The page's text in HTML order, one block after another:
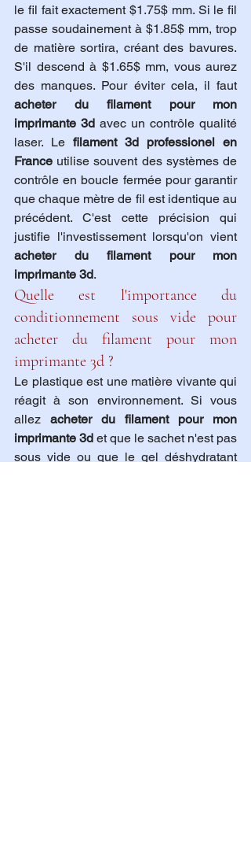
le fil fait exactement $1.75$ mm. Si le fil
passe soudainement à $1.85$ mm, trop
de matière sortira, créant des bavures.
S'il descend à $1.65$ mm, vous aurez
des manques. Pour éviter cela, il faut
acheter du filament pour mon
imprimante 3d avec un contrôle qualité
laser. Le filament 3d professionel en
France utilise souvent des systèmes de
contrôle en boucle fermée pour garantir
que chaque mètre de fil est identique au
précédent. C'est cette précision qui
justifie l'investissement lorsqu'on vient
acheter du filament pour mon
imprimante 3d.
Quelle est l'importance du
conditionnement sous vide pour
acheter du filament pour mon
imprimante 3d ?
Le plastique est une matière vivante qui
réagit à son environnement. Si vous
allez acheter du filament pour mon
imprimante 3d et que le sachet n'est pas
sous vide ou que le gel déshydratant